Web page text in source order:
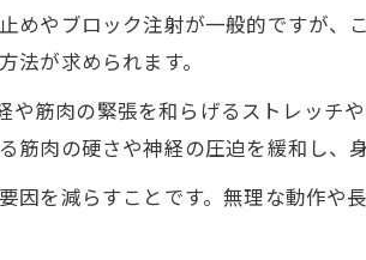
坐骨神経痛を防ぐ
坐骨神経痛対策に
根本改善を目指す現代
めやブロック注射が一般的ですが
法が求められます。
筋肉の緊張を和らげるストレッチ
筋肉の硬さや神経の圧迫を緩和し、
因を減らすことです。無理な動作